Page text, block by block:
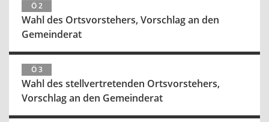
Ö 2
Wahl des Ortsvorstehers, Vorschlag an den
Gemeinderat
Ö 3
Wahl des stellvertretenden Ortsvorstehers,
Vorschlag an den Gemeinderat